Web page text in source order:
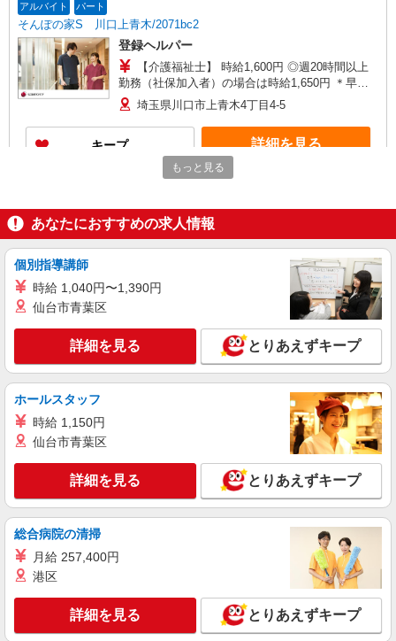
（月平均5回分）等、毎月平均的に支払われる手当
を含む ※介護福祉士のみ、特別職務手当も含む ◎
残業時は別途時間外手当支給（超過1分〜） ◎賞
与 基本給2.08ヶ月分/年支給
アルバイト パート
そんぽの家S 川口上青木/2071bc2
登録ヘルパー
【介護福祉士】 時給1,600円 ◎週20時間以上
勤務（社保加入者）の場合は時給1,650円 ＊早朝
（〜8:00）：時給2,000円〜 ＊日曜祝日：時給
1,900円〜 【実務者研修・初任者研修（ヘルパー1
級・2級）】 時給1,520円 ◎週20時間以上勤務
（社保加入者）の場合は時給1,570円 ＊早朝（〜
8:00）：時給1,900円〜 ＊日曜祝日：時給1,820
埼玉県川口市上青木4丁目4-5
キープ 詳細を見る
介護スタッフ（夜勤専従）
★夜勤：1勤務14,912円〜15,312円（時給制・
務（社保加入者）の場合は時給：1,414円
埼玉県川口市東領家2丁目8-6 【そんぽの家
キープ 詳細を見る
川口南ケアセンターそよ風：RO12759
デイサービス 入浴専従介護職
年始手当：380円/時 寸志あり：年2回（6月・12
月） ※業績による
埼玉県川口市南町2-8-29
キープ 詳細を見る
契約社員
川口南ケアセンターそよ風：RO15048
ショートステイ 介護スタッフ
【月給】265,920円〜295,920円 ▼給与詳細 処
遇改善手当：35,920円 夜勤手当：30,000円（5回
もっと見る
あなたにおすすめの求人情報
個別指導講師
時給 1,040円〜1,390円
仙台市青葉区
詳細を見る とりあえずキープ
ホールスタッフ
時給 1,150円
仙台市青葉区
詳細を見る とりあえずキープ
総合病院の清掃
月給 257,400円
港区
詳細を見る とりあえずキープ